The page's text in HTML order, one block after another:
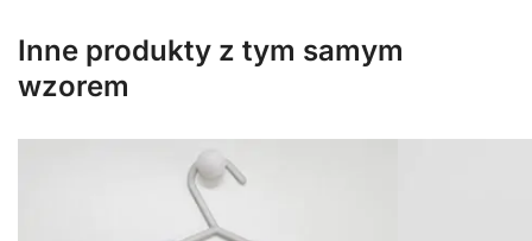
Inne produkty z tym samym
wzorem